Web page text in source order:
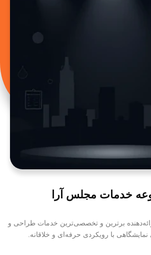
خدمات مجلس آرا
برترین و تخصصی‌ترین خدمات طراحی و
با رویکردی حرفه‌ای و خلاقانه.